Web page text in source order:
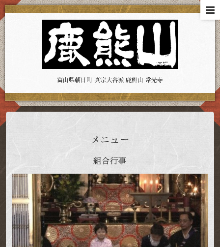
富山県朝日町 真宗大谷派 鹿熊山 常光寺
メニュー
組合行事